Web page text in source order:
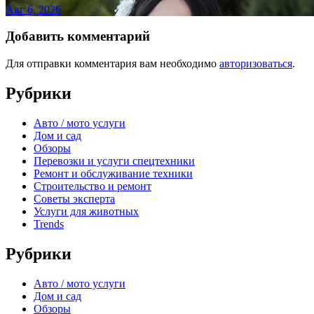
Авг 6, 2026
Добавить комментарий
Для отправки комментария вам необходимо авторизоваться.
Рубрики
Авто / мото услуги
Дом и сад
Обзоры
Перевозки и услуги спецтехники
Ремонт и обслуживание техники
Строительство и ремонт
Советы эксперта
Услуги для животных
Trends
Рубрики
Авто / мото услуги
Дом и сад
Обзоры